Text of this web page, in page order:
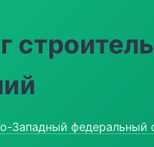
Западный федеральный